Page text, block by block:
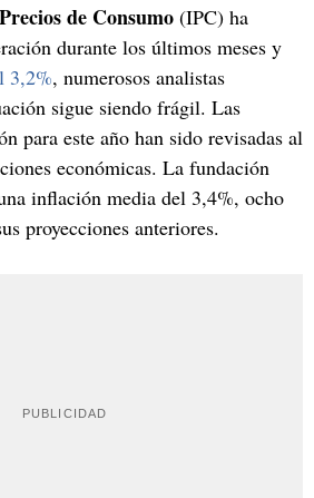
de Consumo (IPC) ha
durante los últimos meses y
3,2%, numerosos analistas
sigue siendo frágil. Las
para este año han sido revisadas al
económicas. La fundación
inflación media del 3,4%, ocho
proyecciones anteriores.